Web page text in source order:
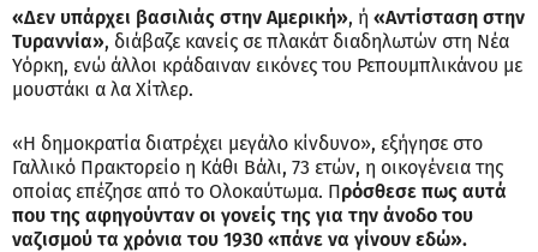
«Δεν υπάρχει βασιλιάς στην Αμερική», ή «Αντίσταση στην
Τυραννία», διάβαζε κανείς σε πλακάτ διαδηλωτών στη Νέα
Υόρκη, ενώ άλλοι κράδαιναν εικόνες του Ρεπουμπλικάνου με
μουστάκι α λα Χίτλερ.
«Η δημοκρατία διατρέχει μεγάλο κίνδυνο», εξήγησε στο
Γαλλικό Πρακτορείο η Κάθι Βάλι, 73 ετών, η οικογένεια της
οποίας επέζησε από το Ολοκαύτωμα. Πρόσθεσε πως αυτά
που της αφηγούνταν οι γονείς της για την άνοδο του
ναζισμού τα χρόνια του 1930 «πάνε να γίνουν εδώ».